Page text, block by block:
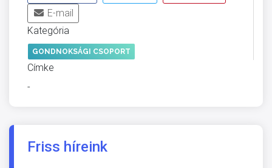
E-mail
Kategória
GONDNOKSÁGI CSOPORT
Címke
-
Friss híreink